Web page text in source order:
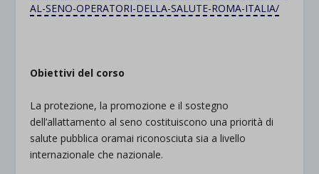
AL-SENO-OPERATORI-DELLA-SALUTE-ROMA-ITALIA/
Obiettivi del corso
La protezione, la promozione e il sostegno
dell’allattamento al seno costituiscono una priorità di
salute pubblica oramai riconosciuta sia a livello
internazionale che nazionale.